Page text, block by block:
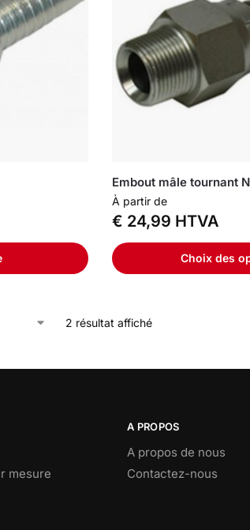
Embout mâle tournant
À partir de
€ 24,99 HTVA
Choix des
2 résultat affiché
mesure
A PROPOS
A propos de nous
Contactez-nous